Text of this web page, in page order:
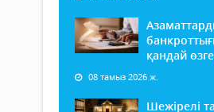
қандай
08 тамыз 2026 ж.
Шежірелі